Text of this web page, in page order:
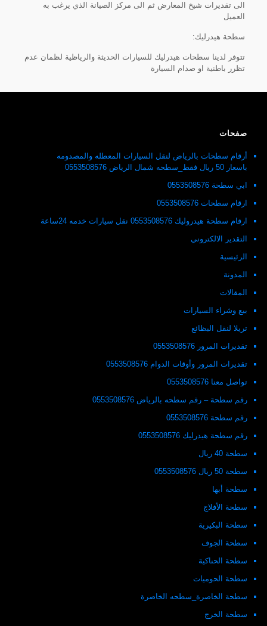
الى تقديرات شيخ المعارض ثم الى مركز الصيانة الذي يرغب به
العميل
سطحة هيدرليك:
تتوفر لدينا سطحات هيدرليك للسيارات الحديثة والرياظية لظمان عدم
تظرر باطنية او صدام السيارة
صفحات
أرقام سطحات بالرياض لنقل السيارات المعطله والمصدومه
باسعار 50 ريال فقط_سطحه شمال الرياض 0553508576
ابي سطحة 0553508576
ارقام سطحات 0553508576
ارقام سطحة هيدروليك 0553508576 نقل سيارات خدمه 24ساعة
التقدير الالكتروني
الرئيسية
المدونة
المقالات
بيع وشراء السيارات
تريلا لنقل البظائع
تقديرات المرور 0553508576
تقديرات المرور وأوقات الدوام 0553508576
تواصل معنا 0553508576
رقم سطحة – رقم سطحه بالرياض 0553508576
رقم سطحة 0553508576
رقم سطحة هيدرليك 0553508576
سطحة 40 ريال
سطحة 50 ريال 0553508576
سطحة أبها
سطحة الأفلاج
سطحة البكيرية
سطحة الجوف
سطحة الحناكية
سطحة الحوميات
سطحة الخاصرة_سطحه الخاصرة
سطحة الخرج